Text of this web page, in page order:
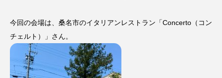
今回の会場は、桑名市のイタリアンレストラン「Concerto（コン
チェルト）
」さん。